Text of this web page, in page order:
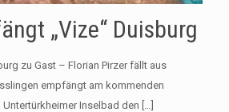
„Vize“ Duisburg
zu Gast – Florian Pirzer fällt aus
empfängt am kommenden
Inselbad den […]